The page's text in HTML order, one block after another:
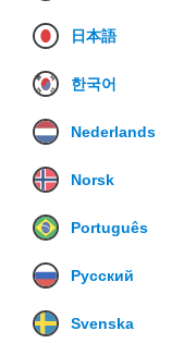
日本語
한국어
Nederlands
Norsk
Português
Русский
Svenska